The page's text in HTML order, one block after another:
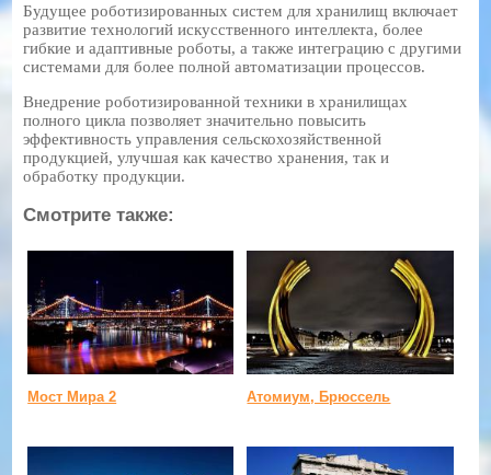
Будущее роботизированных систем для хранилищ включает
развитие технологий искусственного интеллекта, более
гибкие и адаптивные роботы, а также интеграцию с другими
системами для более полной автоматизации процессов.
Внедрение роботизированной техники в хранилищах
полного цикла позволяет значительно повысить
эффективность управления сельскохозяйственной
продукцией, улучшая как качество хранения, так и
обработку продукции.
Смотрите также:
Мост Мира 2 Атомиум, Брюссель